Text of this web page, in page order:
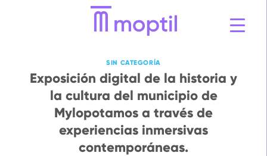
SIN CATEGORÍA
Exposición digital de la historia y
la cultura del municipio de
Mylopotamos a través de
experiencias inmersivas
contemporáneas.